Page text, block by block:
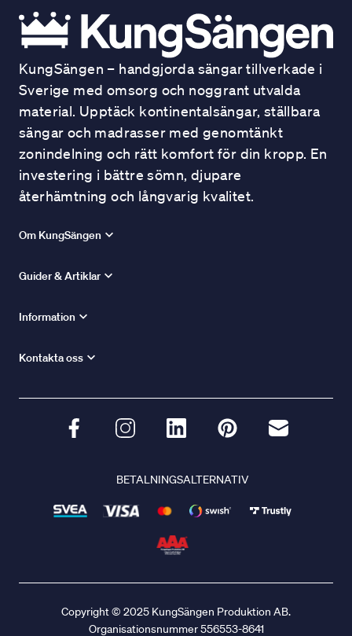
KungSängen – handgjorda sängar tillverkade i
Sverige med omsorg och noggrant utvalda
material. Upptäck kontinentalsängar, ställbara
sängar och madrasser med genomtänkt
zonindelning och rätt komfort för din kropp. En
investering i bättre sömn, djupare
återhämtning och långvarig kvalitet.
Om KungSängen
Guider & Artiklar
Information
Kontakta oss
BETALNINGSALTERNATIV
Copyright © 2025 KungSängen Produktion AB.
Organisationsnummer 556553-8641